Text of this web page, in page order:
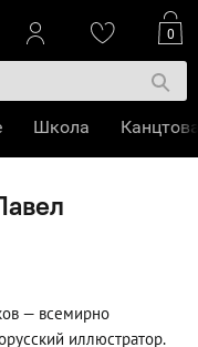
— всемирно
иллюстратор.
0
Школа